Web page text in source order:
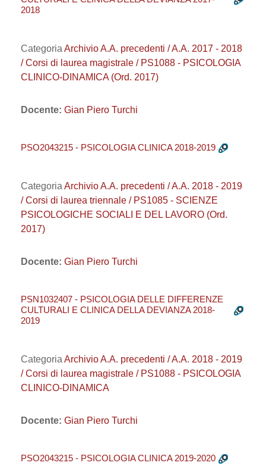
2018
Categoria Archivio A.A. precedenti / A.A. 2017 - 2018
/ Corsi di laurea magistrale / PS1088 - PSICOLOGIA
CLINICO-DINAMICA (Ord. 2017)
Docente: Gian Piero Turchi
PSO2043215 - PSICOLOGIA CLINICA 2018-2019
Categoria Archivio A.A. precedenti / A.A. 2018 - 2019
/ Corsi di laurea triennale / PS1085 - SCIENZE
PSICOLOGICHE SOCIALI E DEL LAVORO (Ord.
2017)
Docente: Gian Piero Turchi
PSN1032407 - PSICOLOGIA DELLE DIFFERENZE
CULTURALI E CLINICA DELLA DEVIANZA 2018-
2019
Categoria Archivio A.A. precedenti / A.A. 2018 - 2019
/ Corsi di laurea magistrale / PS1088 - PSICOLOGIA
CLINICO-DINAMICA
Docente: Gian Piero Turchi
PSO2043215 - PSICOLOGIA CLINICA 2019-2020